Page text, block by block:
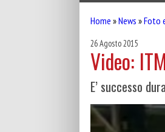
Home »News »Foto
26 Agosto 2015
Video:
E’ successo